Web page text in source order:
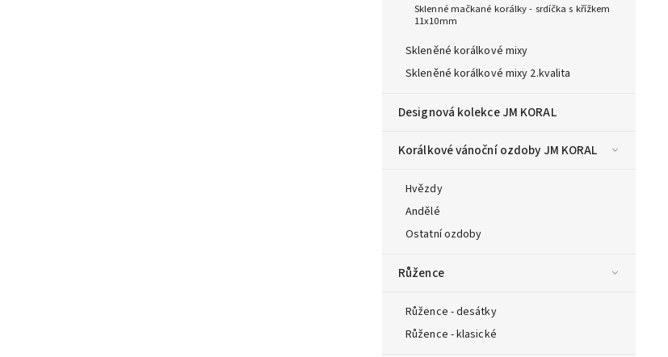
Sklenné mačkané korálky - srdíčka s křížkem
11x10mm
Skleněné korálkové mixy
Skleněné korálkové mixy 2.kvalita
Designová kolekce JM KORAL
Korálkové vánoční ozdoby JM KORAL
Hvězdy
Andělé
Ostatní ozdoby
Růžence
Růžence - desátky
Růžence - klasické